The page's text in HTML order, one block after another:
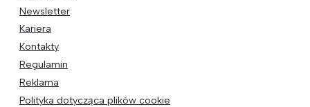
Newsletter
Kariera
Kontakty
Regulamin
Reklama
Polityka dotycząca plików cookie